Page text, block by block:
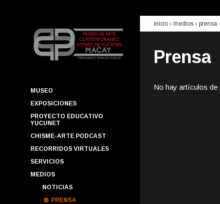
MUSEO
EXPOSICIONES
PROYECTO EDUCATIVO
YUCUNET
CHISME-ARTE PODCAST
RECORRIDOS VIRTUALES
SERVICIOS
MEDIOS
NOTICIAS
PRENSA
inicio › medios › prensa
Prensa
No hay artículos de